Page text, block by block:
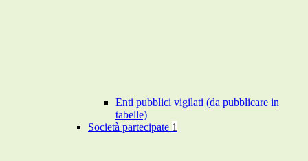
Enti pubblici vigilati (da pubblicare in
tabelle)
Società partecipate 1